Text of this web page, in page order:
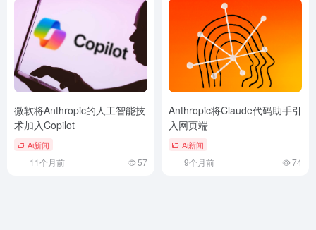
微软将Anthropic的人工智能技
术加入Copilot
Ai新闻
11个月前 57
Anthropic将Claude代码助手引
入网页端
Ai新闻
9个月前 74